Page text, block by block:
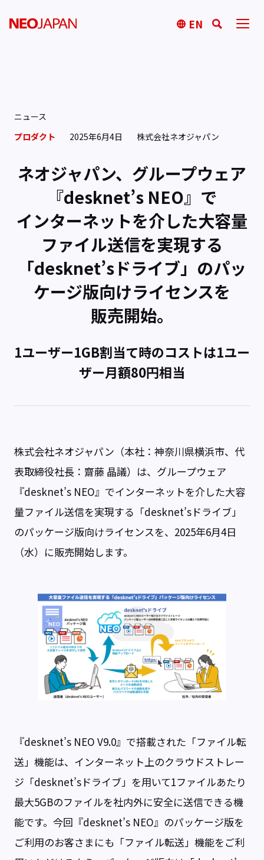
EN
ニュース
プロダクト
2025年6月4日 株式会社ネオジャパン
ネオジャパン、グループウェア
『desknet’s NEO』で
インターネットを介した大容量
ファイル送信を実現する
「desknet’sドライブ」のパッ
ケージ版向けライセンスを
販売開始。
1ユーザー1GB割当て時のコストは1ユー
ザー月額80円相当
株式会社ネオジャパン（本社：神奈川県横浜市、代
表取締役社長：齋藤 晶議）は、グループウェア
『desknet’s NEO』でインターネットを介した大容
量ファイル送信を実現する「desknet’sドライブ」
のパッケージ版向けライセンスを、2025年6月4日
（水）に販売開始します。
『desknet’s NEO V9.0』で搭載された「ファイル転
送」機能は、インターネット上のクラウドストレー
ジ「desknet’sドライブ」を用いて1ファイルあたり
最大5GBのファイルを社内外に安全に送信できる機
能です。今回『desknet’s NEO』のパッケージ版を
ご利用のお客さまにも「ファイル転送」機能をご利